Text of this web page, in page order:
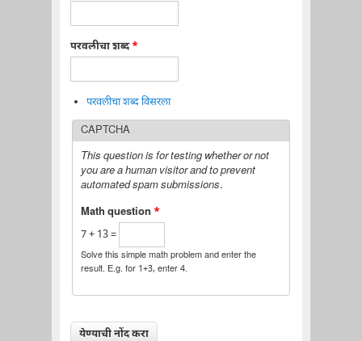
परवलीचा शब्द*
परवलीचा शब्द विसरला
CAPTCHA
This question is for testing whether or not
you are a human visitor and to prevent
automated spam submissions.
Math question *
7 + 13 =
Solve this simple math problem and enter the
result. E.g. for 1+3, enter 4.